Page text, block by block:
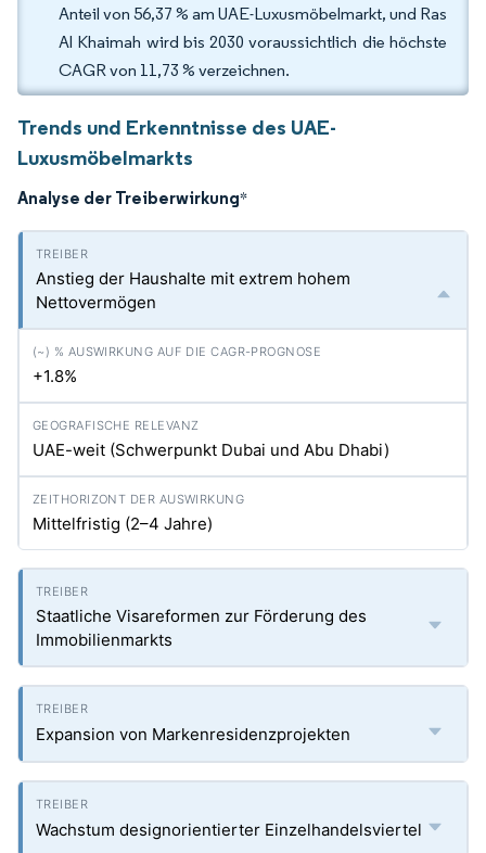
Anteil von 56,37 % am UAE-Luxusmöbelmarkt, und Ras
Al Khaimah wird bis 2030 voraussichtlich die höchste
CAGR von 11,73 % verzeichnen.
Trends und Erkenntnisse des UAE-
Luxusmöbelmarkts
Analyse der Treiberwirkung*
Anstieg der Haushalte mit extrem hohem
Nettovermögen
+1.8%
UAE-weit (Schwerpunkt Dubai und Abu Dhabi)
Mittelfristig (2–4 Jahre)
Staatliche Visareformen zur Förderung des
Immobilienmarkts
Expansion von Markenresidenzprojekten
Wachstum designorientierter Einzelhandelsviertel